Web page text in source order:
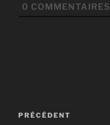
0 COMMENTAIRES
Navigation
Article
PRÉCÉDENT